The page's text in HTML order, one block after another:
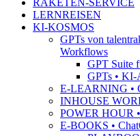
RAKETEN-SERVICE
LERNREISEN
KI-KOSMOS
GPTs von
Workflows
GPT Suite
GPTs • KI-
E-LEARNING •
INHOUSE
POWER HOUR
E-BOOKS •